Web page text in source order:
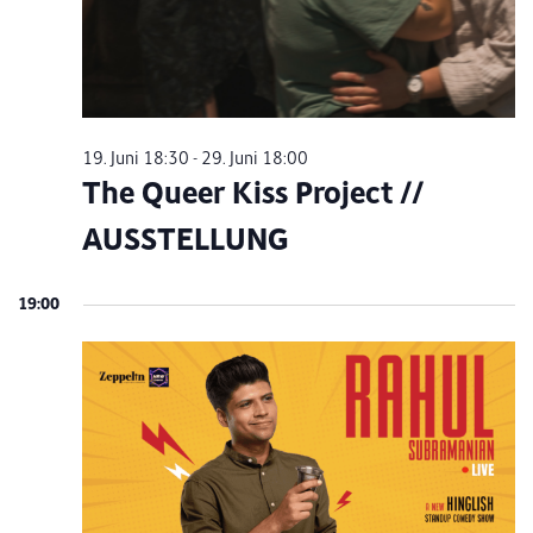
The Queer Kiss Project //
AUSSTELLUNG
19. Juni 18:30 - 29. Juni 18:00
19:00